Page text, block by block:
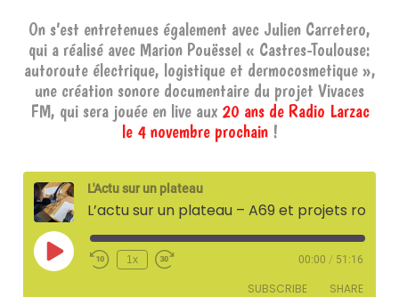
On s’est entretenues également avec Julien Carretero,
qui a réalisé avec Marion Pouëssel « Castres-Toulouse:
autoroute électrique, logistique et dermocosmetique »,
une création sonore documentaire du projet Vivaces
FM, qui sera jouée en live aux 20 ans de Radio Larzac
le 4 novembre prochain!
L'Actu sur un plateau
Play
Episode
1x 00:00 / 51:16
SUBSCRIBE SHARE